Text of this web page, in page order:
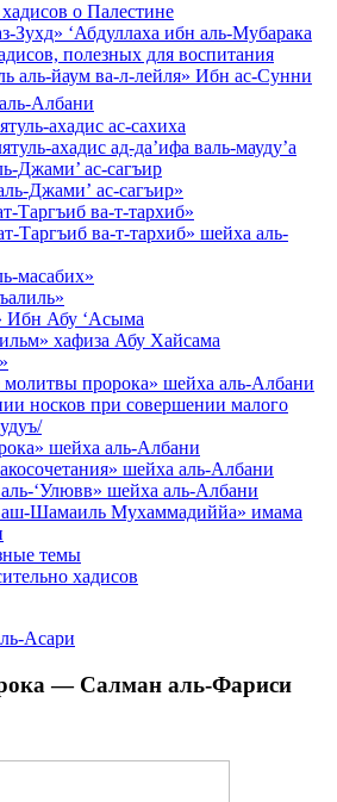
о Палестине
Зухд» ‘Абдуллаха ибн аль-Мубарака
полезных для воспитания
аль-йаум ва-л-лейля» Ибн ас-Сунни
Албани
ахадис ас-сахиха
ахадис ад-да’ифа валь-мауду’а
Джами’ ас-сагъир
Джами’ ас-сагъир»
Таргъиб ва-т-тархиб»
Таргъиб ва-т-тархиб» шейха аль-
масабих»
Ибн Абу ‘Асыма
хафиза Абу Хайсама
пророка» шейха аль-Албани
носков при совершении малого
шейха аль-Албани
шейха аль-Албани
‘Улювв» шейха аль-Албани
аш-Шамаиль Мухаммадиййа» имама
темы
хадисов
Асари
— Салман аль-Фариси